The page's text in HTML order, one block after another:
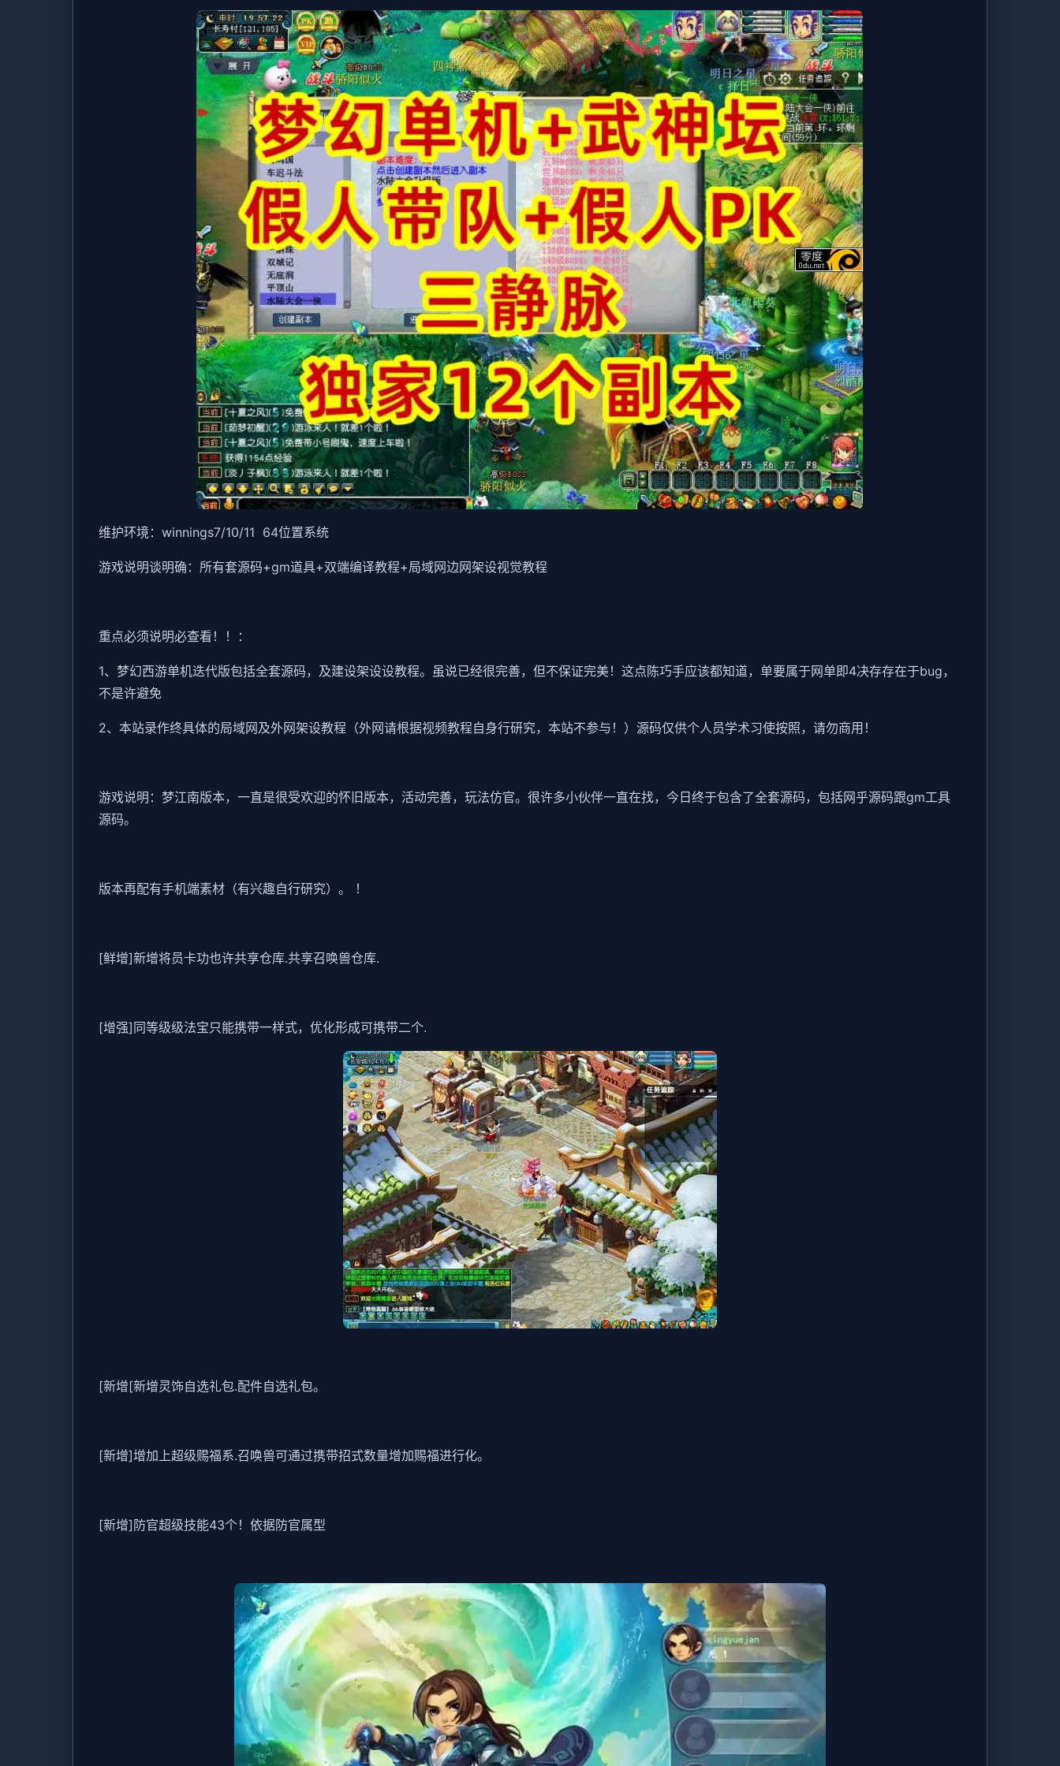
维护环境：winnings7/10/11 64位置系统
游戏说明谈明确：所有套源码+gm道具+双端编译教程+局域网边网架设视觉教程
重点必须说明必查看！！：
1、 梦幻西游单机迭代版包括全套源码，及建设架设设教程。虽说已经很完善，但不保证完美！这点陈巧手应该都知道，单要属于网单即4决存存在于bug，
不是许避免
2、本站录作终具体的局域网及外网架设教程（外网请根据视频教程自身行研究，本站不参与！）源码仅供个人员学术习使按照，请勿商用！
游戏说明：梦江南版本，一直是很受欢迎的怀旧版本，活动完善，玩法仿官。很许多小伙伴一直在找，今日终于包含了全套源码，包括网乎源码跟gm工具
源码。
版本再配有手机端素材（有兴趣自行研究）。 ！
[鲜增]新增将员卡功也许共享仓库.共享召唤兽仓库.
[增强]同等级级法宝只能携带一样式，优化形成可携带二个.
[新增[新增灵饰自选礼包.配件自选礼包。
[新增]增加上超级赐福系.召唤兽可通过携带招式数量增加赐福进行化。
[新增]防官超级技能43个！依据防官属型